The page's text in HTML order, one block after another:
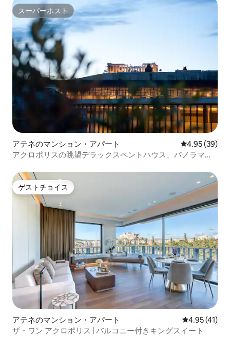
スーパーホスト
スーパーホスト
アテネのマンション・アパート レビュー39
4.95 (39)
アクロポリスの眺望デラックスペントハウス、パノラマビ
ゲストチョイス
ゲストチョイス
アテネのマンション・アパート レビュー41
4.95 (41)
ザ・ワン アクロポリス | バルコニー付きキングスイート